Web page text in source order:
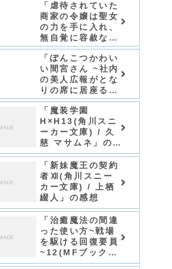
「虐待されていた
商家の令嬢は聖女
の力を手に入れ、
無自覚に容赦なく
逆襲する/てんてん
どんどん」シリー
ズ全巻のあらす
じ・感想
「ぽんこつかわい
い間宮さん ~社内
の美人広報がとな
りの席に居座る件
~ (ファンタジア
文庫)/小狐ミナ
ト」シリーズ全巻
のあらすじ・感想
「魔装学園
H×H13(角川スニ
ーカー文庫) / 久
慈 マサムネ」の感
想
「新妹魔王の契約
者Ⅻ(角川スニー
カー文庫) / 上栖
綴人」の感想
「治癒魔法の間違
った使い方~戦場
を駆ける回復要員
~12(MFブックス)
/くろかた」の感想